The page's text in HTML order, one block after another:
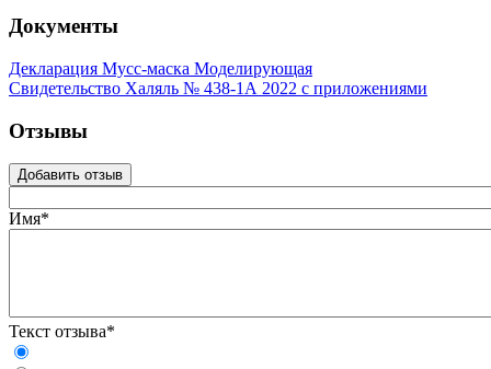
Документы
Декларация Мусс-маска Моделирующая
Свидетельство Халяль № 438-1А 2022 с приложениями
Отзывы
Добавить отзыв
Имя*
Текст отзыва*